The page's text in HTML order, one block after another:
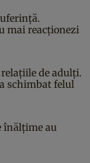
mai reacționezi
de adulți.
schimbat felul
înălțime au